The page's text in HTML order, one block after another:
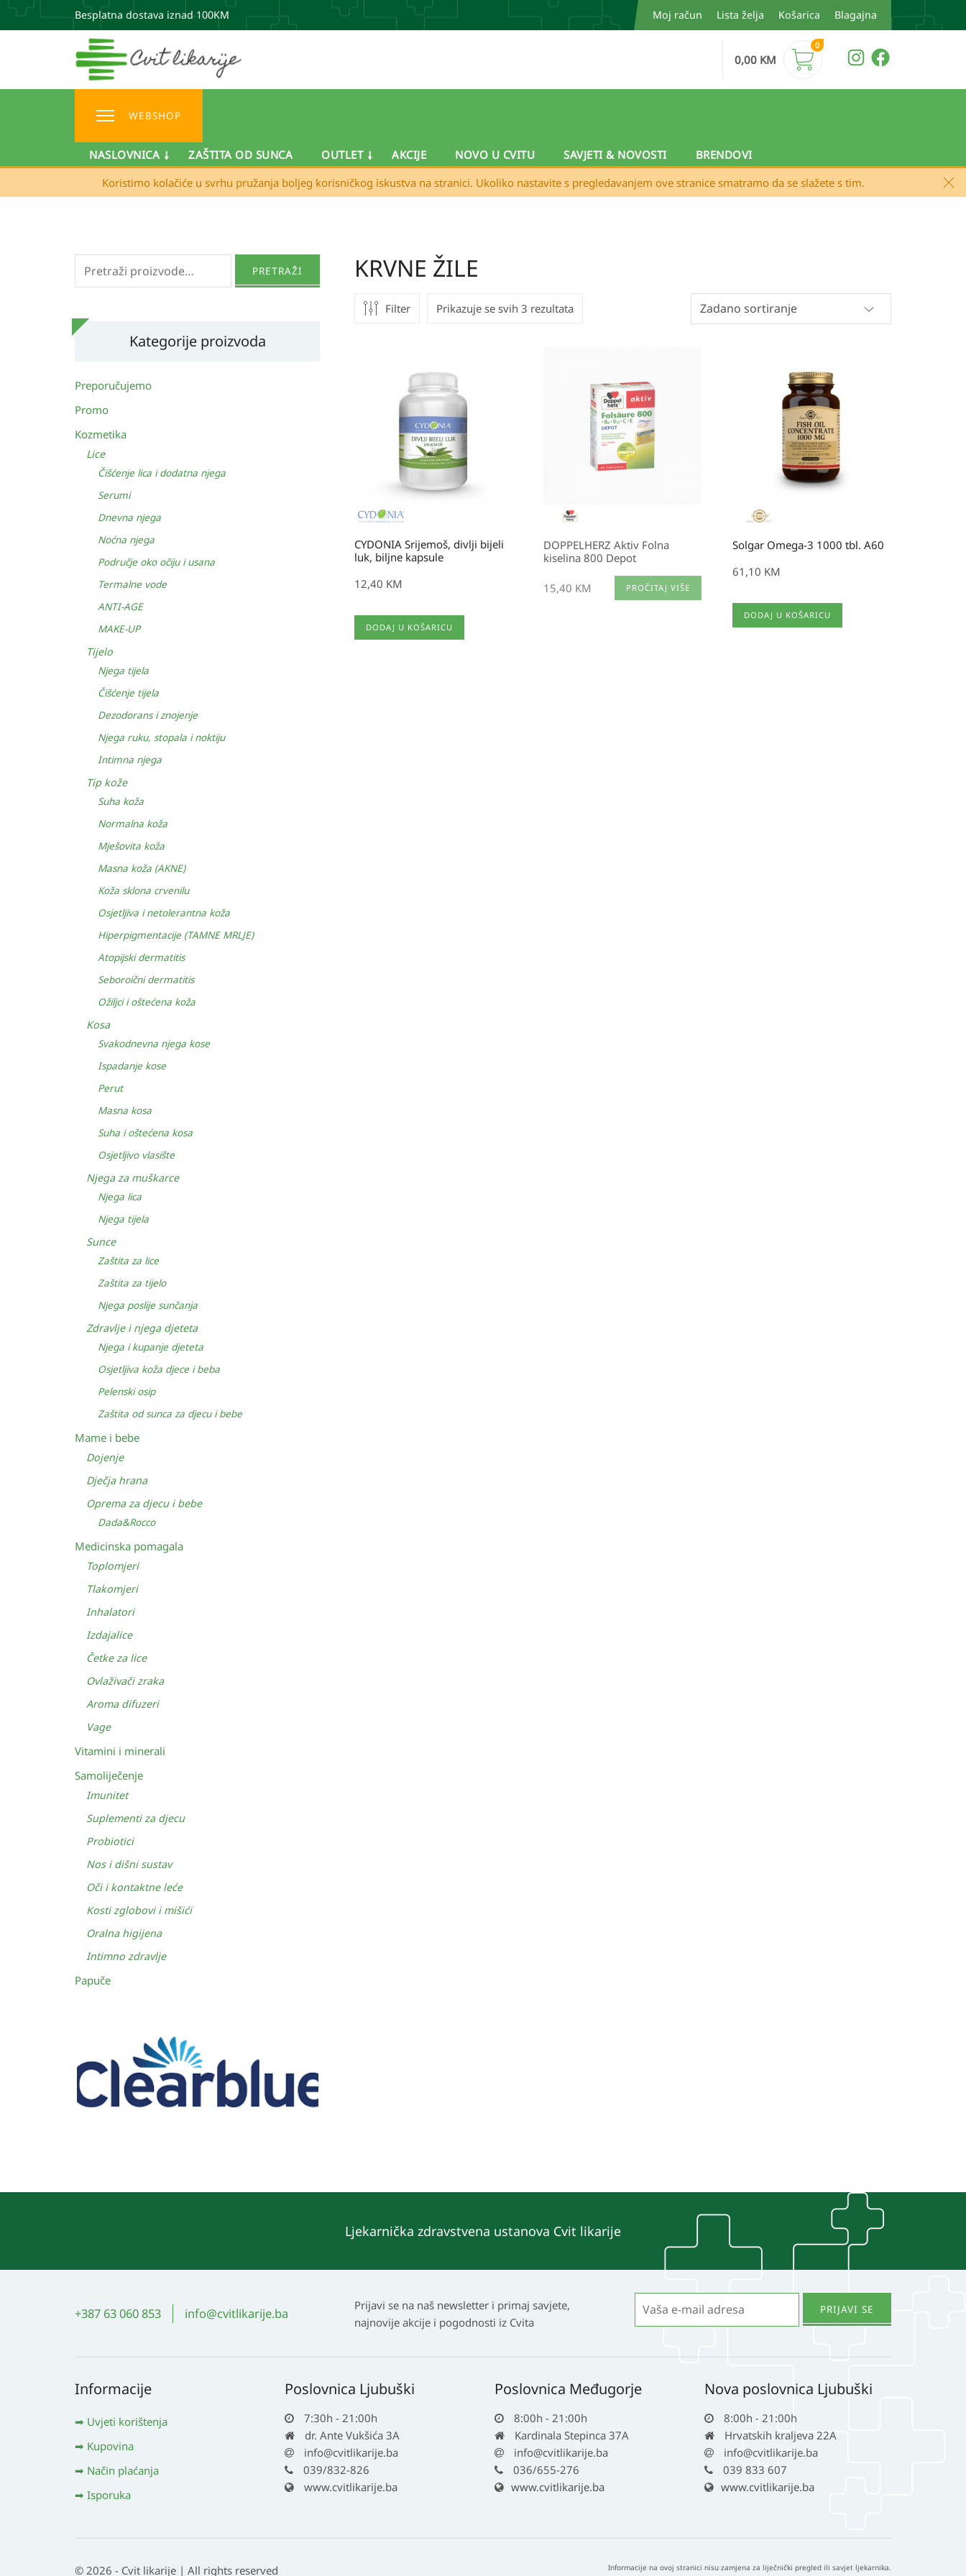
Besplatna dostava iznad 100KM Moj račun Lista želja Košarica Blagajna
0,00 KM
0
WEBSHOP
NASLOVNICA ZAŠTITA OD SUNCA OUTLET AKCIJE NOVO U CVITU SAVJETI & NOVOSTI
BRENDOVI
Koristimo kolačiće u svrhu pružanja boljeg korisničkog iskustva na stranici. Ukoliko nastavite s pregledavanjem ove stranice smatramo da se slažete s tim.
KRVNE ŽILE
Filter Prikazuje se svih 3 rezultata
CYDONIA Srijemoš, divlji bijeli
luk, biljne kapsule
12,40 KM
DODAJ U KOŠARICU
DOPPELHERZ Aktiv Folna
kiselina 800 Depot
15,40 KM PROČITAJ VIŠE
Solgar Omega-3 1000 tbl. A60
61,10 KM
DODAJ U KOŠARICU
Pretraži: PRETRAŽI
Kategorije proizvoda
Preporučujemo
Promo
Kozmetika
Lice
Čišćenje lica i dodatna njega
Serumi
Dnevna njega
Noćna njega
Područje oko očiju i usana
Termalne vode
ANTI-AGE
MAKE-UP
Tijelo
Njega tijela
Čišćenje tijela
Dezodorans i znojenje
Njega ruku, stopala i noktiju
Intimna njega
Tip kože
Suha koža
Normalna koža
Mješovita koža
Masna koža (AKNE)
Koža sklona crvenilu
Osjetljiva i netolerantna koža
Hiperpigmentacije (TAMNE MRLJE)
Atopijski dermatitis
Seboroični dermatitis
Ožiljci i oštećena koža
Kosa
Svakodnevna njega kose
Ispadanje kose
Perut
Masna kosa
Suha i oštećena kosa
Osjetljivo vlasište
Njega za muškarce
Njega lica
Njega tijela
Sunce
Zaštita za lice
Zaštita za tijelo
Njega poslije sunčanja
Zdravlje i njega djeteta
Njega i kupanje djeteta
Osjetljiva koža djece i beba
Pelenski osip
Zaštita od sunca za djecu i bebe
Mame i bebe
Dojenje
Dječja hrana
Oprema za djecu i bebe
Dada&Rocco
Medicinska pomagala
Toplomjeri
Tlakomjeri
Inhalatori
Izdajalice
Četke za lice
Ovlaživači zraka
Aroma difuzeri
Vage
Vitamini i minerali
Samoliječenje
Imunitet
Suplementi za djecu
Probiotici
Nos i dišni sustav
Oči i kontaktne leće
Kosti zglobovi i mišići
Oralna higijena
Intimno zdravlje
Papuče
Ljekarnička zdravstvena ustanova Cvit likarije
+387 63 060 853 info@cvitlikarije.ba
Prijavi se na naš newsletter i primaj savjete,
najnovije akcije i pogodnosti iz Cvita
Informacije
Uvjeti korištenja
Kupovina
Način plaćanja
Isporuka
Poslovnica Ljubuški
7:30h - 21:00h
dr. Ante Vukšića 3A
info@cvitlikarije.ba
039/832-826
www.cvitlikarije.ba
Poslovnica Međugorje
8:00h - 21:00h
Kardinala Stepinca 37A
info@cvitlikarije.ba
036/655-276
www.cvitlikarije.ba
Nova poslovnica Ljubuški
8:00h - 21:00h
Hrvatskih kraljeva 22A
info@cvitlikarije.ba
039 833 607
www.cvitlikarije.ba
© 2026 - Cvit likarije | All rights reserved
Informacije na ovoj stranici nisu zamjena za liječnički pregled ili savjet ljekarnika.